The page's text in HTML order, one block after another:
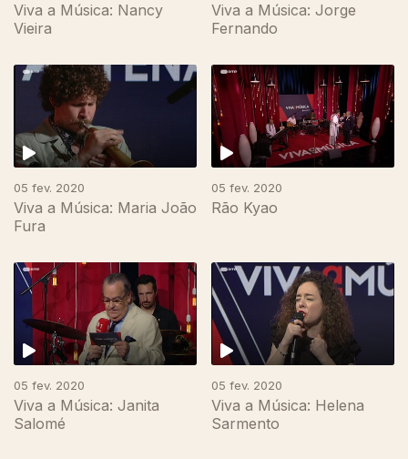
Viva a Música: Nancy
Vieira
Viva a Música: Jorge
Fernando
05 fev. 2020
Viva a Música: Maria João
Fura
05 fev. 2020
Rão Kyao
05 fev. 2020
Viva a Música: Janita
Salomé
05 fev. 2020
Viva a Música: Helena
Sarmento